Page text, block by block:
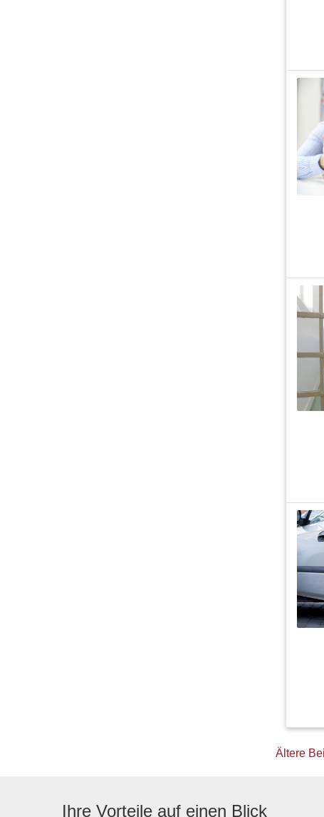
Ältere
Ihre Vorteile auf einen Blick